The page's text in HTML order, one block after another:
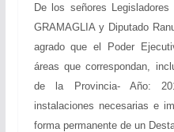
De los señores
GRAMAGLIA y Diputado
agrado que el Poder
áreas que correspondan,
de la Provincia- Año:
instalaciones necesarias e
forma permanente de un